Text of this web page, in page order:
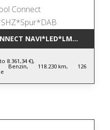
8.361,34 €),
Benzin, 118.230 km, 126